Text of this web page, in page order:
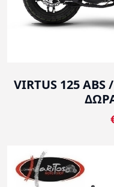
VIRTUS 125